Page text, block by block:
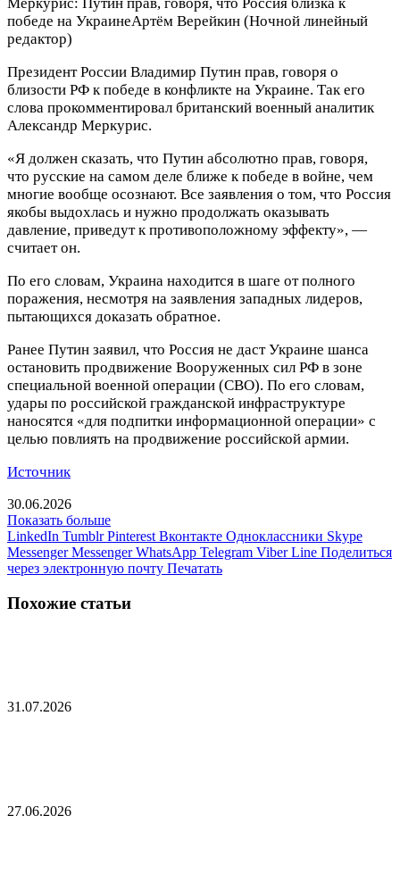
победе на УкраинеАртём Верейкин (Ночной линейный
редактор)
Президент России Владимир Путин прав, говоря о
близости РФ к победе в конфликте на Украине. Так его
слова прокомментировал британский военный аналитик
Александр Меркурис.
«Я должен сказать, что Путин абсолютно прав, говоря,
что русские на самом деле ближе к победе в войне, чем
многие вообще осознают. Все заявления о том, что Россия
якобы выдохлась и нужно продолжать оказывать
давление, приведут к противоположному эффекту», —
считает он.
По его словам, Украина находится в шаге от полного
поражения, несмотря на заявления западных лидеров,
пытающихся доказать обратное.
Ранее Путин заявил, что Россия не даст Украине шанса
остановить продвижение Вооруженных сил РФ в зоне
специальной военной операции (СВО). По его словам,
удары по российской гражданской инфраструктуре
наносятся «для подпитки информационной операции» с
целью повлиять на продвижение российской армии.
Источник
30.06.2026
Показать больше
LinkedIn Tumblr Pinterest Вконтакте Одноклассники Skype
Messenger Messenger WhatsApp Telegram Viber Line Поделиться
через электронную почту Печатать
Похожие статьи
31.07.2026
27.06.2026